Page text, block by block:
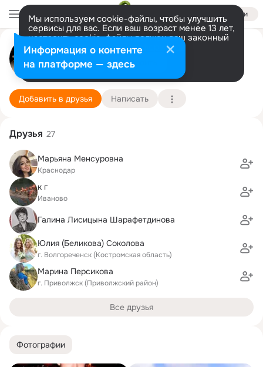
Войти
Мы используем cookie-файлы, чтобы улучшить
сервисы для вас. Если ваш возраст менее 13 лет,
настроить cookie-файлы должен ваш законный
представитель. Больше информации
Разрешить все Настроить
Рeнaт Якушeвский
Санкт-Петербург 1 января
Добавить в друзья Написать
Фотографии
Друзья 27
Марьяна Менсуровна
Краснодар
к г
Иваново
Галина Лисицына Шарафетдинова
Юлия (Беликова) Соколова
г. Волгореченск (Костромская область)
Марина Персикова
г. Приволжск (Приволжский район)
Все друзья
Информация о контенте
на платформе — здесь